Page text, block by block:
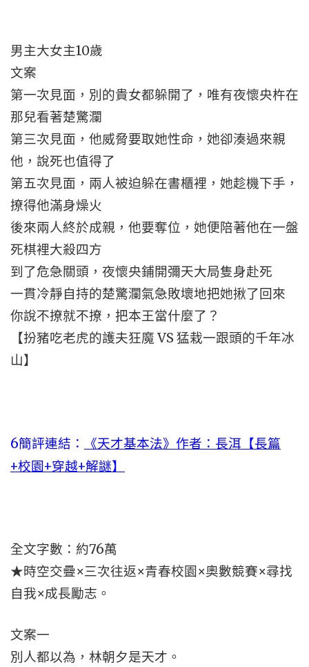
男主大女主10歲
文案
第一次見面，別的貴女都躲開了，唯有夜懷央杵在
那兒看著楚驚瀾
第三次見面，他威脅要取她性命，她卻湊過來親
他，說死也值得了
第五次見面，兩人被迫躲在書櫃裡，她趁機下手，
撩得他滿身燥火
後來兩人終於成親，他要奪位，她便陪著他在一盤
死棋裡大殺四方
到了危急關頭，夜懷央鋪開彌天大局隻身赴死
一貫冷靜自持的楚驚瀾氣急敗壞地把她揪了回來
你說不撩就不撩，把本王當什麼了？
【扮豬吃老虎的護夫狂魔 VS 猛栽一跟頭的千年冰
山】
6簡評連結：
《天才基本法》作者：長洱【長篇
+校園+穿越+解謎】
全文字數：約76萬
★時空交疊×三次往返×青春校園×奧數競賽×尋找
自我×成長勵志。
文案一
別人都以為，林朝夕是天才。